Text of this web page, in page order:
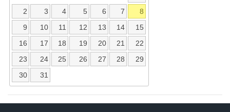
2
3 4 5 6 7
8
9
10 11 12 13 14
15
16
17 18 19 20 21
22
23
24 25 26 27 28
29
30
31